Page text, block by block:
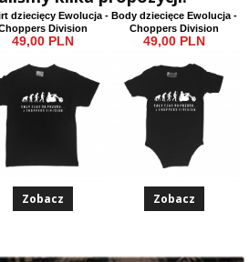
dziecięcy Ewolucja -
Division
49,00 PLN
Zobacz
Body dziecięce Ewolucja -
Choppers Division
49,00 PLN
Zobacz